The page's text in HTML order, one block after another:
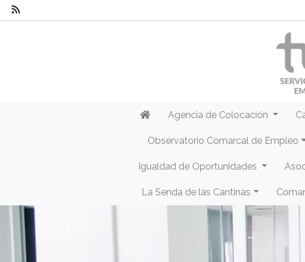
Agencia de Colocación
Observatorio Comarcal de Empleo
Igualdad de Oportunidades
La Senda de las Cantinas